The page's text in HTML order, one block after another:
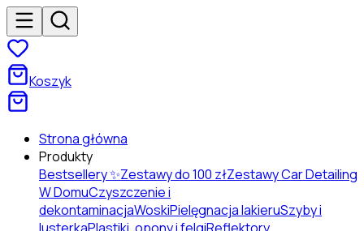
Koszyk
Strona główna
Produkty
Bestsellery ✨Zestawy do 100 złZestawy Car Detailing
W DomuCzyszczenie i
dekontaminacjaWoskiPielęgnacja lakieruSzyby i